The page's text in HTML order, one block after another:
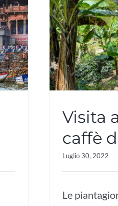
Visita
caffè
Luglio 30, 2022
Le